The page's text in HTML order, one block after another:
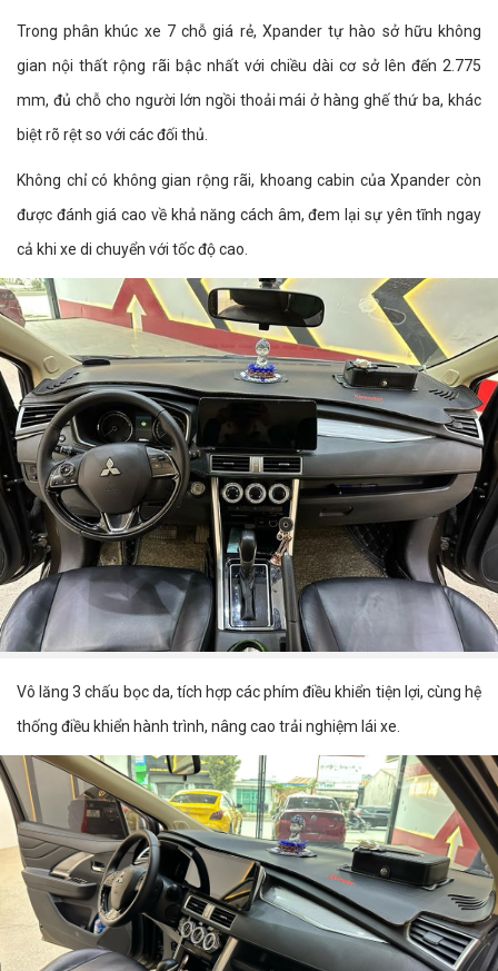
Trong phân khúc xe 7 chỗ giá rẻ, Xpander tự hào sở hữu không
gian nội thất rộng rãi bậc nhất với chiều dài cơ sở lên đến 2.775
mm, đủ chỗ cho người lớn ngồi thoải mái ở hàng ghế thứ ba, khác
biệt rõ rệt so với các đối thủ.
Không chỉ có không gian rộng rãi, khoang cabin của Xpander còn
được đánh giá cao về khả năng cách âm, đem lại sự yên tĩnh ngay
cả khi xe di chuyển với tốc độ cao.
Vô lăng 3 chấu bọc da, tích hợp các phím điều khiển tiện lợi, cùng hệ
thống điều khiển hành trình, nâng cao trải nghiệm lái xe.